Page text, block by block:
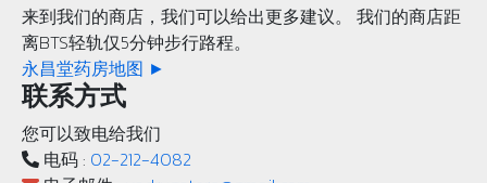
来到我们的商店，我们可以给出更多建议。 我们的商店距
离BTS轻轨仅5分钟步行路程。
永昌堂药房地图 ►
联系方式
您可以致电给我们
电码 : 02-212-4082